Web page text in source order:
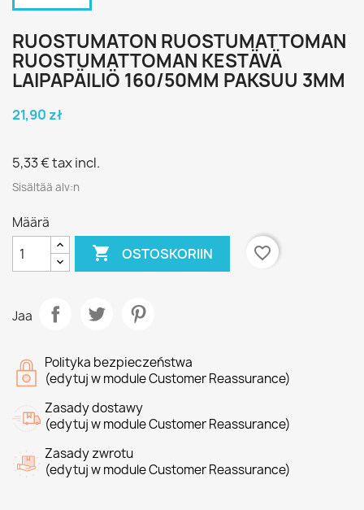
RUOSTUMATON RUOSTUMATTOMAN
RUOSTUMATTOMAN KESTÄVÄ
LAIPAPÄILIÖ 160/50MM PAKSUU 3MM
21,90 zł
5,33 €tax incl.
Sisältää alv:n
Määrä
 OSTOSKORIIN favorite_border
Jaa
Polityka bezpieczeństwa
(edytuj w module Customer Reassurance)
Zasady dostawy
(edytuj w module Customer Reassurance)
Zasady zwrotu
(edytuj w module Customer Reassurance)